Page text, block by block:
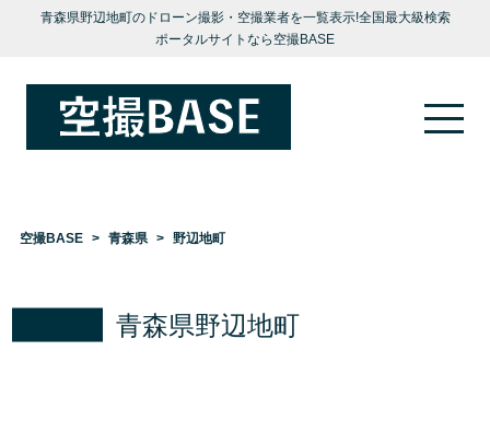
青森県野辺地町のドローン撮影・空撮業者を一覧表示!全国最大級検索
ポータルサイトなら空撮BASE
空撮BASE 青森県 野辺地町
青森県野辺地町